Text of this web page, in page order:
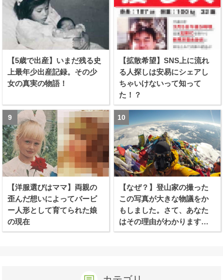
【5歳で出産】いまだ残る史
上最年少出産記録。その少
女の真実の物語！
【拡散希望】SNS上に流れ
る人探しは安易にシェアし
ちゃいけないって知って
た！？
【洋服選びはママ】両親の
歪んだ想いによってバービ
ー人形として育てられた娘
の現在
【なぜ？】登山家の撮った
この写真が大きな物議をか
もしました。さて、あなた
はその理由がわかります
か？